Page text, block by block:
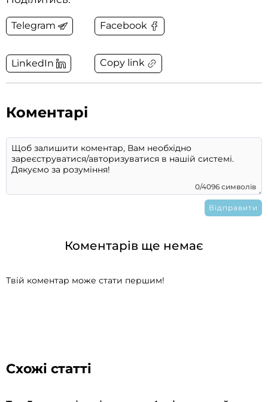
Telegram Facebook
LinkedIn Copy link
Коментарі
0/4096 символів
Коментарів ще немає
Твій коментар може стати першим!
Схожі статті